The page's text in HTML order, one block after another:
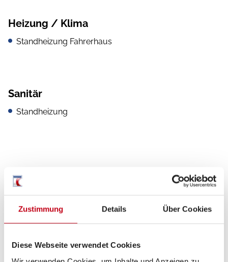
Zustimmung Details Über Cookies
Diese Webseite verwendet Cookies
Heizung / Klima
Standheizung Fahrerhaus
Sanitär
Standheizung